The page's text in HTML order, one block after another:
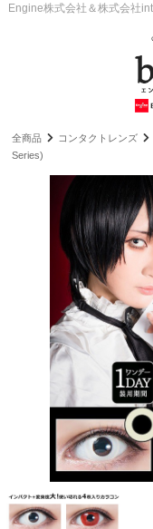
Engine株式会社＆株式会社
全商品 コンタクトレンズ
Series)